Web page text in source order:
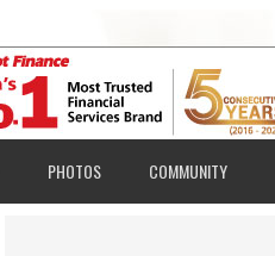
PHOTOS COMMUNITY